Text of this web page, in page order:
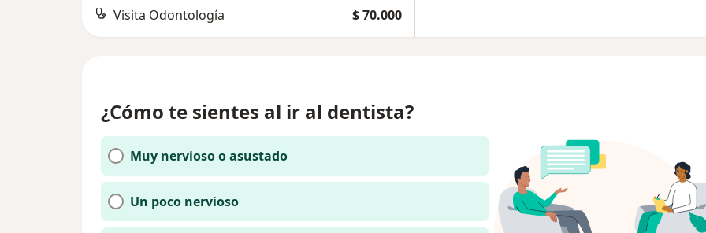
Visita Odontología $ 70.000
¿Cómo te sientes al ir al dentista?
Muy nervioso o asustado
Un poco nervioso